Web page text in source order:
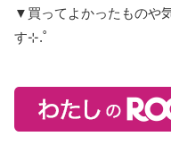
▼買ってよかったものや
す⊹.˚